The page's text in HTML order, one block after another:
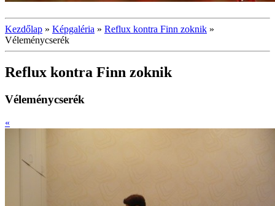
Kezdőlap » Képgaléria » Reflux kontra Finn zoknik »
Véleménycserék
Reflux kontra Finn zoknik
Véleménycserék
«